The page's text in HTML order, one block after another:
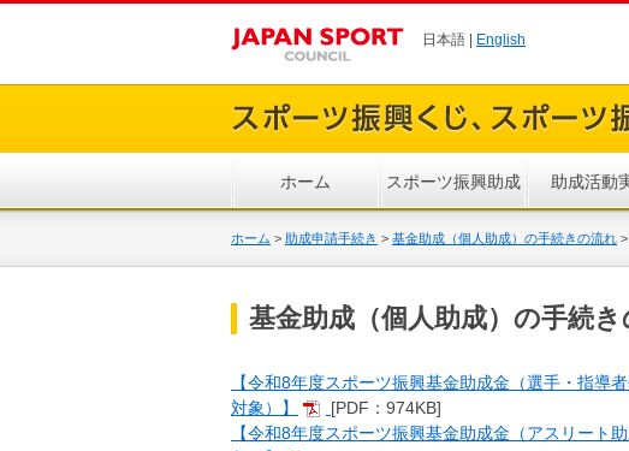
日本語 | English
ホーム スポーツ振興助成 助成活動
ホーム > 助成申請手続き > 基金助成（個人助成）の手続きの流れ >
基金助成（個人助成）の手続
【令和8年度スポーツ振興基金助成金（選手・指導
対象）】
[PDF：974KB]
【令和8年度スポーツ振興基金助成金（アスリート